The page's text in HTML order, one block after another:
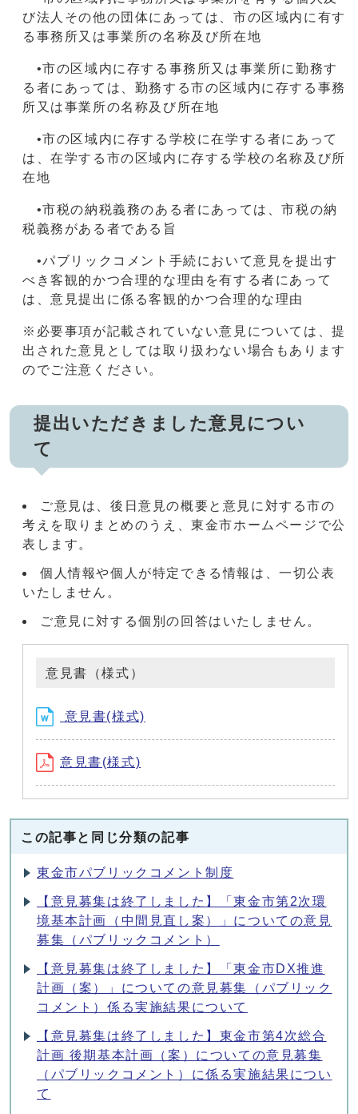
び法人その他の団体にあっては、市の区域内に有す
る事務所又は事業所の名称及び所在地
•市の区域内に存する事務所又は事業所に勤務す
る者にあっては、勤務する市の区域内に存する事務
所又は事業所の名称及び所在地
•市の区域内に存する学校に在学する者にあって
は、在学する市の区域内に存する学校の名称及び所
在地
•市税の納税義務のある者にあっては、市税の納
税義務がある者である旨
•パブリックコメント手続において意見を提出す
べき客観的かつ合理的な理由を有する者にあって
は、意見提出に係る客観的かつ合理的な理由
※必要事項が記載されていない意見については、提
出された意見としては取り扱わない場合もあります
のでご注意ください。
提出いただきました意見につい
て
ご意見は、後日意見の概要と意見に対する市の
考えを取りまとめのうえ、東金市ホームページで公
表します。
個人情報や個人が特定できる情報は、一切公表
いたしません。
ご意見に対する個別の回答はいたしません。
意見書（様式）
意見書(様式)
意見書(様式)
この記事と同じ分類の記事
東金市パブリックコメント制度
【意見募集は終了しました】「東金市第2次環
境基本計画（中間見直し案）」についての意見
募集（パブリックコメント）
【意見募集は終了しました】「東金市DX推進
計画（案）」についての意見募集（パブリック
コメント）係る実施結果について
【意見募集は終了しました】東金市第4次総合
計画 後期基本計画（案）についての意見募集
（パブリックコメント）に係る実施結果につい
て